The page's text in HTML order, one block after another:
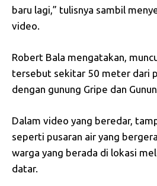
baru lagi,” tulisnya sambil
video.
Robert Bala mengatakan,
tersebut sekitar 50 meter dari
dengan gunung Gripe dan
Dalam video yang beredar,
seperti pusaran air yang
warga yang berada di lokasi
datar.